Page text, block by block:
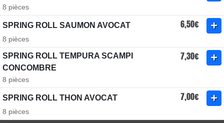
8 pièces
SPRING ROLL SAUMON AVOCAT 6,50€
8 pièces
SPRING ROLL TEMPURA SCAMPI
CONCOMBRE
7,30€
8 pièces
SPRING ROLL THON AVOCAT 7,00€
8 pièces